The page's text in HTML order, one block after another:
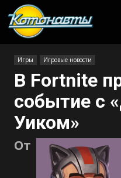
Игры Игровые новости
В Fortnite
событие с
Уиком»
От